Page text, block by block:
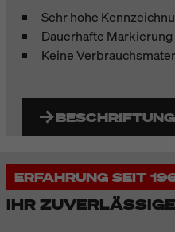
Sehr hohe
Dauerhafte Markierung
Keine
ERFAHRUNG SEIT
IHR